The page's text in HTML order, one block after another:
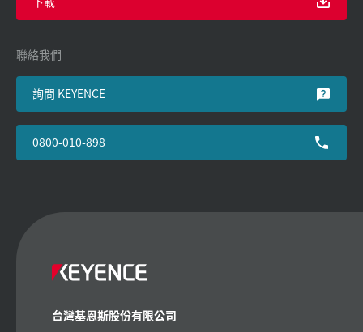
聯絡我們
詢問 KEYENCE
0800-010-898
台灣基恩斯股份有限公司